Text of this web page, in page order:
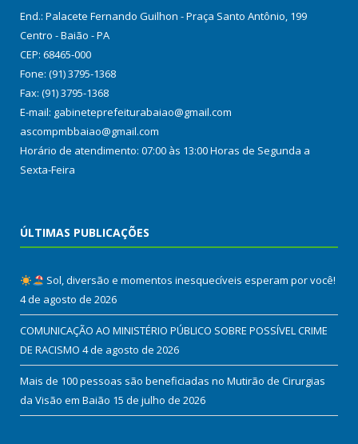
End.: Palacete Fernando Guilhon - Praça Santo Antônio, 199
Centro - Baião - PA
CEP: 68465-000
Fone: (91) 3795-1368
Fax: (91) 3795-1368
E-mail: gabineteprefeiturabaiao@gmail.com
ascompmbbaiao@gmail.com
Horário de atendimento: 07:00 às 13:00 Horas de Segunda a
Sexta-Feira
ÚLTIMAS PUBLICAÇÕES
Sol, diversão e momentos inesquecíveis esperam por você!
4 de agosto de 2026
COMUNICAÇÃO AO MINISTÉRIO PÚBLICO SOBRE POSSÍVEL CRIME
DE RACISMO 4 de agosto de 2026
Mais de 100 pessoas são beneficiadas no Mutirão de Cirurgias
da Visão em Baião 15 de julho de 2026